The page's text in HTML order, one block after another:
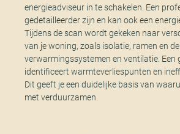
energieadviseur in te schakelen. Een
gedetailleerder zijn en kan ook een
Tijdens de scan wordt gekeken naar
van je woning, zoals isolatie, ramen en
verwarmingssystemen en ventilatie. Een
identificeert warmteverliespunten en
Dit geeft je een duidelijke basis van
met verduurzamen.